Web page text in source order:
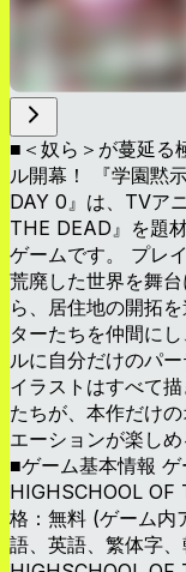
■＜奴ら＞が蔓延る
ル開幕！ 『学園黙
DAY 0』は、TVア
THE DEAD』を題
ゲームです。 プレ
荒廃した世界を舞
ら、居住地の開拓
ターたちを仲間に
ルに自分だけのパ
イラストはすべて
たちが、本作だけ
エーションが楽し
■ゲーム基本情報
HIGHSCHOOL OF
格：無料 (ゲーム内
語、英語、繁体字